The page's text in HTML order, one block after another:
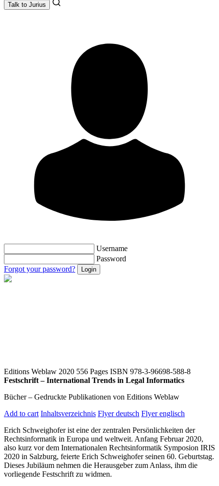
Talk to Jurius
Username
Password
Forgot your password?
Editions Weblaw 2020 556 Pages ISBN 978-3-96698-588-8
Festschrift – International Trends in Legal Informatics
Bücher – Gedruckte Publikationen von Editions Weblaw
Add to cart Inhaltsverzeichnis Flyer deutsch Flyer englisch
Erich Schweighofer ist eine der zentralen Persönlichkeiten der
Rechtsinformatik in Europa und weltweit. Anfang Februar 2020,
also kurz vor dem Internationalen Rechtsinformatik Symposion IRIS
2020 in Salzburg, feierte Erich Schweighofer seinen 60. Geburtstag.
Dieses Jubiläum nehmen die Herausgeber zum Anlass, ihm die
vorliegende Festschrift zu widmen.